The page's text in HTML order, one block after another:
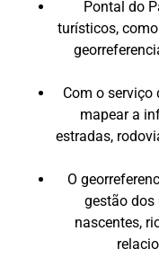
Pontal do
turísticos,
Com o serviço
mapear a
estradas,
O
gestão dos
nascentes,